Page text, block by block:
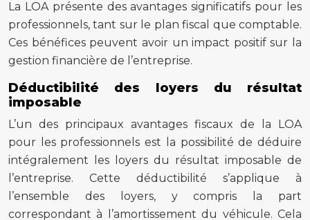
La LOA présente des avantages significatifs pour les
professionnels, tant sur le plan fiscal que comptable.
Ces bénéfices peuvent avoir un impact positif sur la
gestion financière de l’entreprise.
Déductibilité des loyers du résultat
imposable
L’un des principaux avantages fiscaux de la LOA
pour les professionnels est la possibilité de déduire
intégralement les loyers du résultat imposable de
l’entreprise. Cette déductibilité s’applique à
l’ensemble des loyers, y compris la part
correspondant à l’amortissement du véhicule. Cela